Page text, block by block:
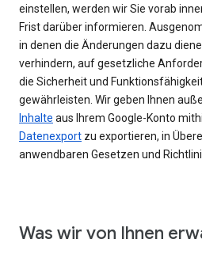
einstellen, werden wir Sie vorab
Frist darüber informieren.
in denen die Änderungen dazu
verhindern, auf gesetzliche
die Sicherheit und
gewährleisten. Wir geben Ihnen
Inhalte aus Ihrem Google-Konto
Datenexport zu exportieren, in
anwendbaren Gesetzen und
Was wir von Ihnen